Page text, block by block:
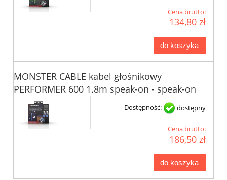
Cena brutto:
134,80 zł
do koszyka
MONSTER CABLE kabel głośnikowy
PERFORMER 600 1.8m speak-on - speak-on
Dostępność: dostępny
Cena brutto:
186,50 zł
do koszyka